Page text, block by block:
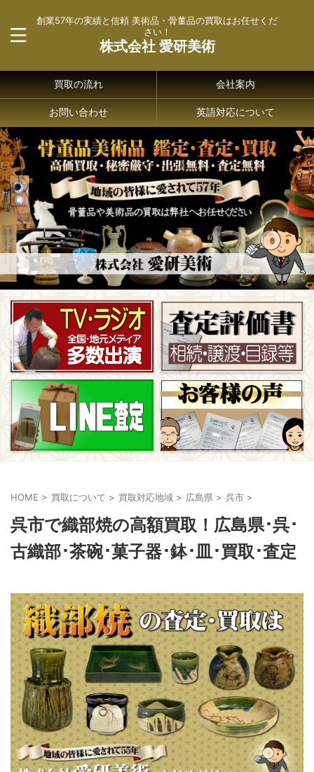
創業57年の実績と信頼 美術品・骨董品の買取はお任せくだ
さい！
株式会社 愛研美術
買取の流れ 会社案内
お問い合わせ 英語対応について
HOME > 買取について > 買取対応地域 > 広島県 > 呉市 >
呉市で織部焼の高額買取！広島県･呉･
古織部･茶碗･菓子器･鉢･皿･買取･査定